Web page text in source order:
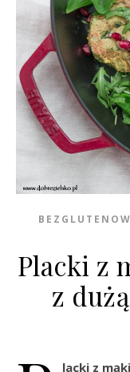
Placki z
z
lacki z